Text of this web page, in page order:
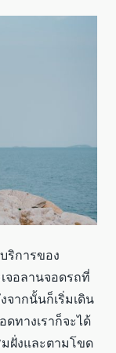
ริการของ
จอลานจอดรถที่
ากนั้นก็เริ่มเดิน
ทางเราก็จะได้
มฝั่งและตามโขด